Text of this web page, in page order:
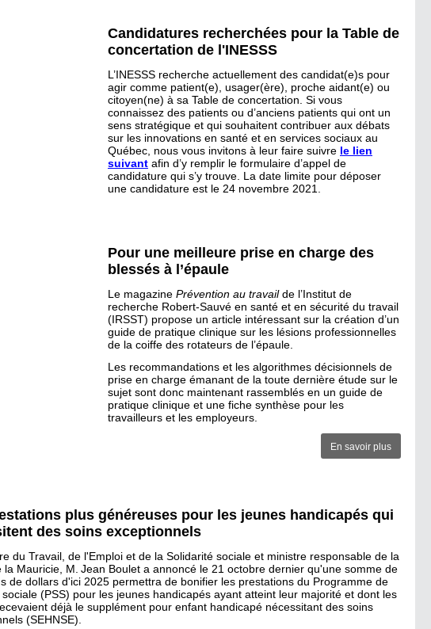
Candidatures recherchées pour la Table de
concertation de l'INESSS
L’INESSS recherche actuellement des candidat(e)s pour
agir comme patient(e), usager(ère), proche aidant(e) ou
citoyen(ne) à sa Table de concertation. Si vous
connaissez des patients ou d’anciens patients qui ont un
sens stratégique et qui souhaitent contribuer aux débats
sur les innovations en santé et en services sociaux au
Québec, nous vous invitons à leur faire suivre le lien
suivant afin d’y remplir le formulaire d’appel de
candidature qui s’y trouve. La date limite pour déposer
une candidature est le 24 novembre 2021.
Pour une meilleure prise en charge des
blessés à l’épaule
Le magazine Prévention au travailde l’Institut de
recherche Robert-Sauvé en santé et en sécurité du travail
(IRSST) propose un article intéressant sur la création d’un
guide de pratique clinique sur les lésions professionnelles
de la coiffe des rotateurs de l’épaule.
Les recommandations et les algorithmes décisionnels de
prise en charge émanant de la toute dernière étude sur le
sujet sont donc maintenant rassemblés en un guide de
pratique clinique et une fiche synthèse pour les
travailleurs et les employeurs.
En savoir plus
plus généreuses pour les jeunes handicapés qui
des soins exceptionnels
du Travail, de l'Emploi et de la Solidarité sociale et ministre responsable de la
la Mauricie, M. Jean Boulet a annoncé le 21 octobre dernier qu'une somme de
de dollars d'ici 2025 permettra de bonifier les prestations du Programme de
(PSS) pour les jeunes handicapés ayant atteint leur majorité et dont les
déjà le supplément pour enfant handicapé nécessitant des soins
(SEHNSE).